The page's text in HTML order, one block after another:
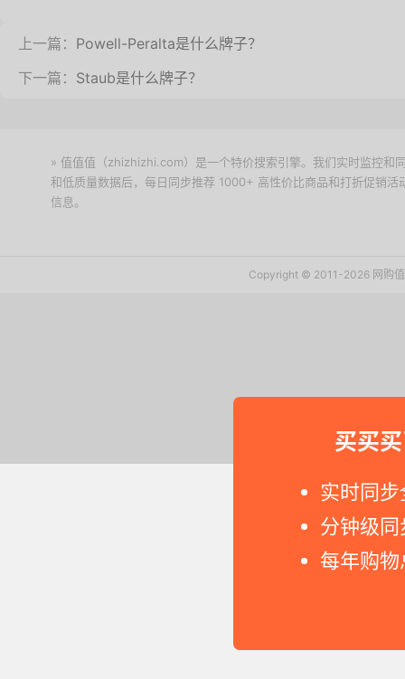
买买
实时同
分钟级
每年购
上一篇： Powell-Peralta是什么牌子？
下一篇： Staub是什么牌子？
» 值值值（zhizhizhi.com）是一个特价搜索引擎。我们实时监控和
和低质量数据后，每日同步推荐 1000+ 高性价比商品和打折促销
信息。
Copyright © 2011-2026 网购